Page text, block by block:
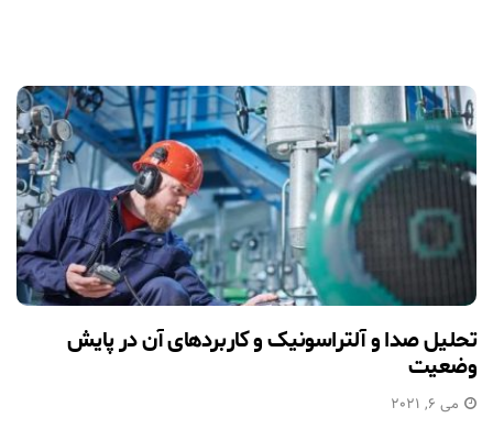
تحلیل صدا و آلتراسونیک و کاربردهای آن در پایش
وضعیت
می 6, 2021